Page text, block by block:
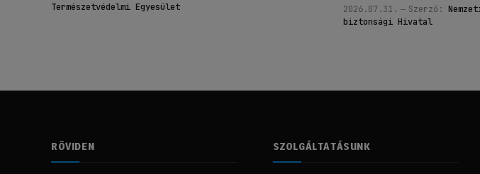
Természetvédelmi Egyesület
2026.07.31. Szerző:
biztonsági Hivatal
RÖVIDEN SZOLGÁLTATÁSUNK